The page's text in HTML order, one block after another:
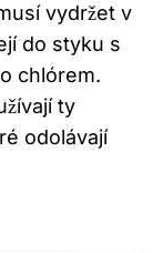
vydržet v
do styku s
chlórem.
ty
odolávají